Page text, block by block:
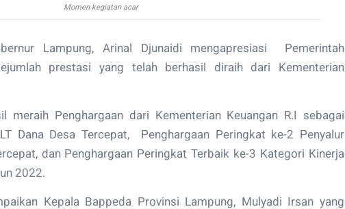
Momen kegiatan acar
Lampung, Arinal Djunaidi mengapresiasi Pemerintah
prestasi yang telah berhasil diraih dari Kementerian
meraih Penghargaan dari Kementerian Keuangan R.I sebagai
Dana Desa Tercepat, Penghargaan Peringkat ke-2 Penyalur
dan Penghargaan Peringkat Terbaik ke-3 Kategori Kinerja
2022.
Kepala Bappeda Provinsi Lampung, Mulyadi Irsan yang